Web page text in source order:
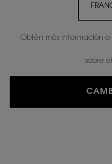
Obtén más información o
sobre